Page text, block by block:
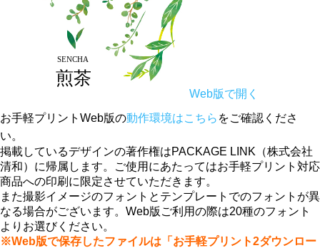
Web版で開く
お手軽プリントWeb版の動作環境はこちら をご確認くださ
い。
掲載しているデザインの著作権はPACKAGE LINK（株式会社
清和）に帰属します。ご使用にあたってはお手軽プリント対応
商品への印刷に限定させていただきます。
また撮影イメージのフォントとテンプレートでのフォントが異
なる場合がございます。Web版ご利用の際は20種のフォント
よりお選びください。
※Web版で保存したファイルは「お手軽プリント2ダウンロー